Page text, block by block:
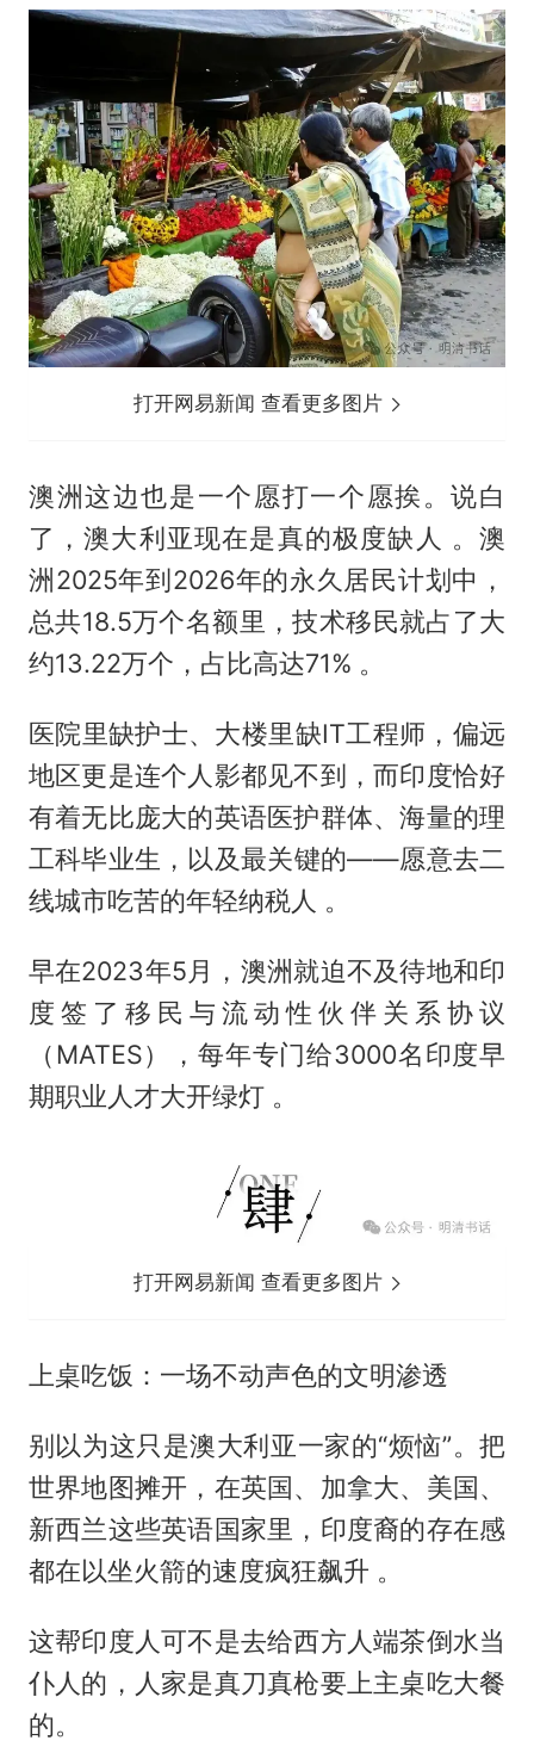
打开网易新闻 查看更多图片
澳洲这边也是一个愿打一个愿挨。说白
了，澳大利亚现在是真的极度缺人 。澳
洲2025年到2026年的永久居民计划中，
总共18.5万个名额里，技术移民就占了大
约13.22万个，占比高达71% 。
医院里缺护士、大楼里缺IT工程师，偏远
地区更是连个人影都见不到，而印度恰好
有着无比庞大的英语医护群体、海量的理
工科毕业生，以及最关键的——愿意去二
线城市吃苦的年轻纳税人 。
早在2023年5月，澳洲就迫不及待地和印
度签了移民与流动性伙伴关系协议
（MATES），每年专门给3000名印度早
期职业人才大开绿灯 。
打开网易新闻 查看更多图片
上桌吃饭：一场不动声色的文明渗透
别以为这只是澳大利亚一家的“烦恼”。把
世界地图摊开，在英国、加拿大、美国、
新西兰这些英语国家里，印度裔的存在感
都在以坐火箭的速度疯狂飙升 。
这帮印度人可不是去给西方人端茶倒水当
仆人的，人家是真刀真枪要上主桌吃大餐
的。